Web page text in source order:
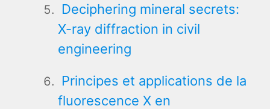
Deciphering mineral secrets:
X-ray diffraction in civil
engineering
Principes et applications de la
fluorescence X en